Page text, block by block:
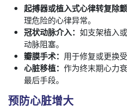
起搏器或植入式心律转复除
理危险的心律异常。
冠状动脉介入： 如支架植入
动脉阻塞。
瓣膜手术： 用于修复或更换
心脏移植： 作为终末期心力
最后手段。
预防心脏增大